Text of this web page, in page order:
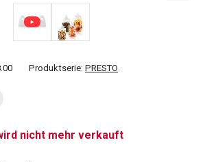
Produktserie: PRESTO
nicht mehr verkauft